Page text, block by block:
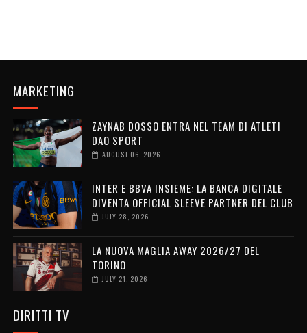
MARKETING
ZAYNAB DOSSO ENTRA NEL TEAM DI ATLETI
DAO SPORT
AUGUST 06, 2026
INTER E BBVA INSIEME: LA BANCA DIGITALE
DIVENTA OFFICIAL SLEEVE PARTNER DEL CLUB
JULY 28, 2026
LA NUOVA MAGLIA AWAY 2026/27 DEL
TORINO
JULY 21, 2026
DIRITTI TV